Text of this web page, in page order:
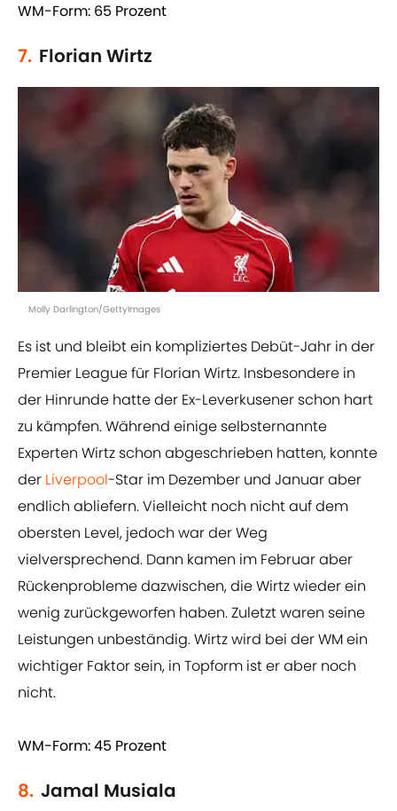
WM-Form: 65 Prozent
7. Florian Wirtz
Molly Darlington/GettyImages
Es ist und bleibt ein kompliziertes Debüt-Jahr in der
Premier League für Florian Wirtz. Insbesondere in
der Hinrunde hatte der Ex-Leverkusener schon hart
zu kämpfen. Während einige selbsternannte
Experten Wirtz schon abgeschrieben hatten, konnte
der Liverpool-Star im Dezember und Januar aber
endlich abliefern. Vielleicht noch nicht auf dem
obersten Level, jedoch war der Weg
vielversprechend. Dann kamen im Februar aber
Rückenprobleme dazwischen, die Wirtz wieder ein
wenig zurückgeworfen haben. Zuletzt waren seine
Leistungen unbeständig. Wirtz wird bei der WM ein
wichtiger Faktor sein, in Topform ist er aber noch
nicht.
WM-Form: 45 Prozent
8. Jamal Musiala